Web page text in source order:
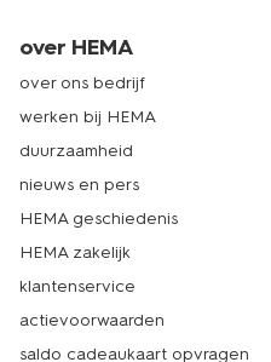
over HEMA
over ons bedrijf
werken bij HEMA
duurzaamheid
nieuws en pers
HEMA geschiedenis
HEMA zakelijk
klantenservice
actievoorwaarden
saldo cadeaukaart opvragen